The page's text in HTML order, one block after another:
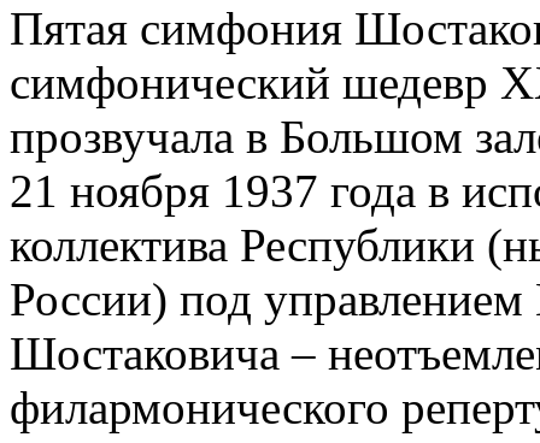
Пятая симфония
симфонический шедевр
прозвучала в Большом
21 ноября 1937 года в
коллектива Республики
России) под
Шостаковича –
филармонического